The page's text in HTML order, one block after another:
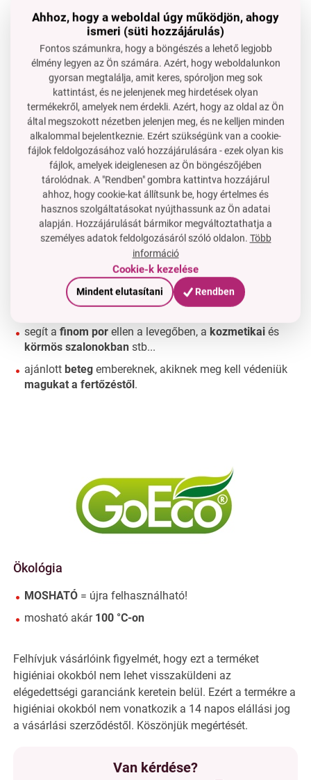
felhasználhatóa koronavírus és influenzajárvány
a tömegközlekedésben várótermekben
segít a finom por ellen a levegőben, a kozmetikai és
körmös szalonokban stb...
ajánlott beteg embereknek, akiknek meg kell védeniük
magukat a fertőzéstől .
Ökológia
MOSHATÓ = újra felhasználható!
mosható akár 100 °C-on
Felhívjuk vásárlóink figyelmét, hogy ezt a terméket
higiéniai okokból nem lehet visszaküldeni az
elégedettségi garanciánk keretein belül. Ezért a termékre a
higiéniai okokból nem vonatkozik a 14 napos elállási jog
a vásárlási szerződéstől. Köszönjük megértését.
Van kérdése?
Ahhoz, hogy a weboldal úgy működjön, ahogy
ismeri (süti hozzájárulás)
Fontos számunkra, hogy a böngészés a lehető legjobb
élmény legyen az Ön számára. Azért, hogy weboldalunkon
gyorsan megtalálja, amit keres, spóroljon meg sok
kattintást, és ne jelenjenek meg hirdetések olyan
termékekről, amelyek nem érdekli. Azért, hogy az oldal az Ön
által megszokott nézetben jelenjen meg, és ne kelljen minden
alkalommal bejelentkeznie. Ezért szükségünk van a cookie-
fájlok feldolgozásához való hozzájárulására - ezek olyan kis
fájlok, amelyek ideiglenesen az Ön böngészőjében
tárolódnak. A "Rendben" gombra kattintva hozzájárul
ahhoz, hogy cookie-kat állítsunk be, hogy értelmes és
hasznos szolgáltatásokat nyújthassunk az Ön adatai
alapján. Hozzájárulását bármikor megváltoztathatja a
személyes adatok feldolgozásáról szóló oldalon. Több
információ
Cookie-k kezelése
Mindent elutasítani Rendben